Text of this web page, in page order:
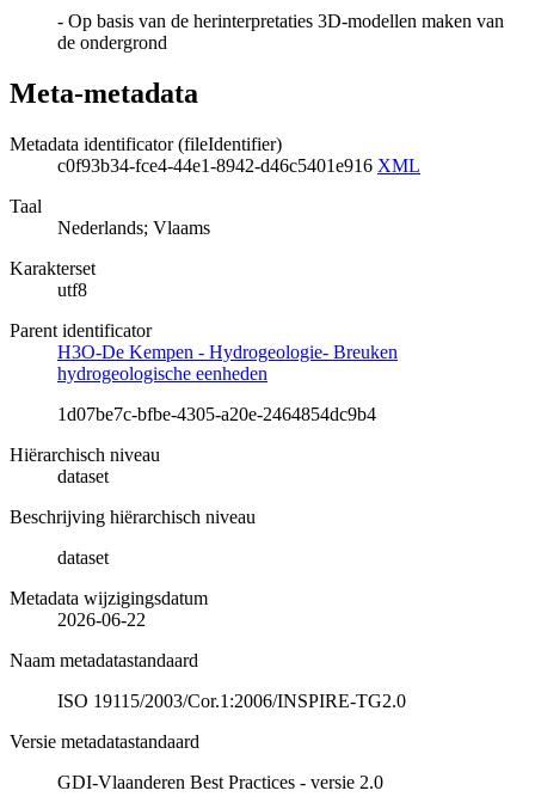
- Op basis van de herinterpretaties 3D-modellen maken van
de ondergrond
Meta-metadata
Metadata identificator (fileIdentifier)
c0f93b34-fce4-44e1-8942-d46c5401e916 XML
Taal
Nederlands; Vlaams
Karakterset
utf8
Parent identificator
H3O-De Kempen - Hydrogeologie- Breuken
hydrogeologische eenheden
1d07be7c-bfbe-4305-a20e-2464854dc9b4
Hiërarchisch niveau
dataset
Beschrijving hiërarchisch niveau
dataset
Metadata wijzigingsdatum
2026-06-22
Naam metadatastandaard
ISO 19115/2003/Cor.1:2006/INSPIRE-TG2.0
Versie metadatastandaard
GDI-Vlaanderen Best Practices - versie 2.0